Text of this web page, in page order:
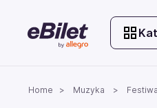
Home Muzyka